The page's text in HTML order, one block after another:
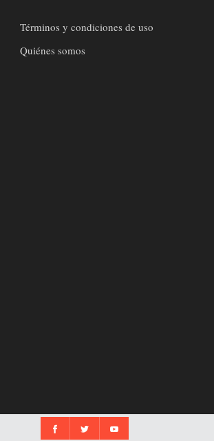
Términos y condiciones de uso
Quiénes somos